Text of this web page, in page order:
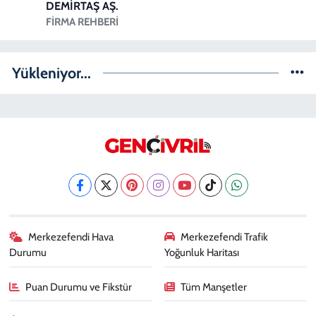
DEMİRTAŞ AŞ.
FIRMA REHBERI
Yükleniyor...
Merkezefendi Hava
Durumu
Merkezefendi Trafik
Yoğunluk Haritası
Puan Durumu ve Fikstür Tüm Manşetler